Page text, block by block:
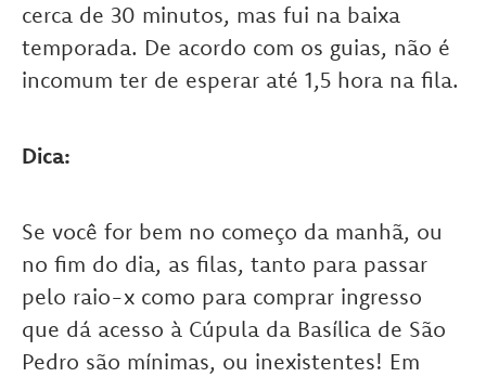
cerca de 30 minutos, mas fui na baixa
temporada. De acordo com os guias, não é
incomum ter de esperar até 1,5 hora na fila.
Dica:
Se você for bem no começo da manhã, ou
no fim do dia, as filas, tanto para passar
pelo raio-x como para comprar ingresso
que dá acesso à Cúpula da Basílica de São
Pedro são mínimas, ou inexistentes! Em